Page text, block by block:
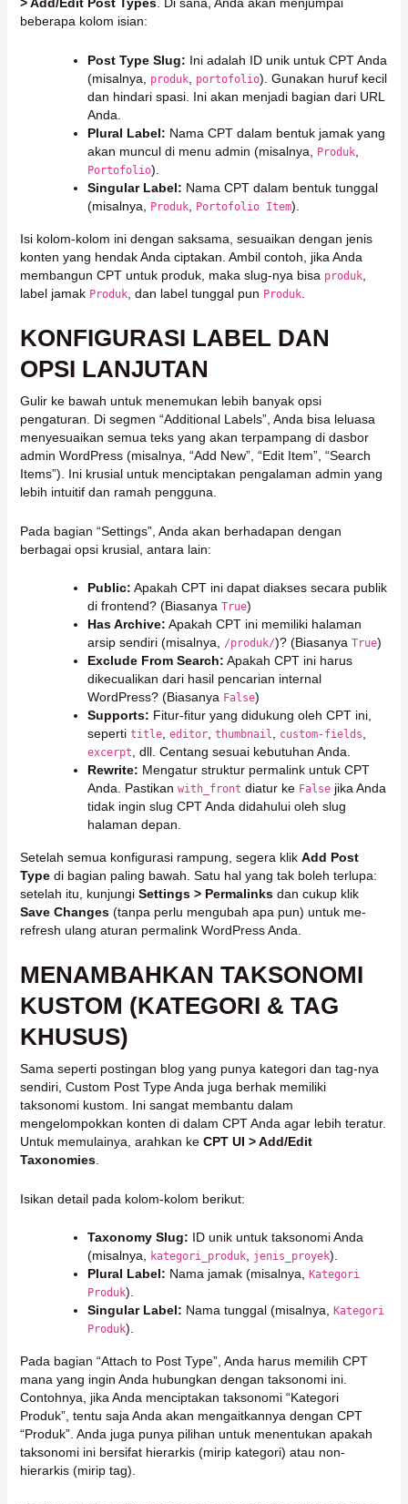
> Add/Edit Post Types. Di sana, Anda akan menjumpai
beberapa kolom isian:
Post Type Slug: Ini adalah ID unik untuk CPT Anda
(misalnya,
produk, portofolio). Gunakan huruf kecil
dan hindari spasi. Ini akan menjadi bagian dari URL
Anda.
Plural Label: Nama CPT dalam bentuk jamak yang
akan muncul di menu admin (misalnya,
Produk,
Portofolio).
Singular Label: Nama CPT dalam bentuk tunggal
(misalnya,
Produk, Portofolio Item).
Isi kolom-kolom ini dengan saksama, sesuaikan dengan jenis
konten yang hendak Anda ciptakan. Ambil contoh, jika Anda
membangun CPT untuk produk, maka slug-nya bisa produk,
label jamak Produk, dan label tunggal pun Produk.
KONFIGURASI LABEL DAN
OPSI LANJUTAN
Gulir ke bawah untuk menemukan lebih banyak opsi
pengaturan. Di segmen “Additional Labels”, Anda bisa leluasa
menyesuaikan semua teks yang akan terpampang di dasbor
admin WordPress (misalnya, “Add New”, “Edit Item”, “Search
Items”). Ini krusial untuk menciptakan pengalaman admin yang
lebih intuitif dan ramah pengguna.
Pada bagian “Settings”, Anda akan berhadapan dengan
berbagai opsi krusial, antara lain:
Public: Apakah CPT ini dapat diakses secara publik
di frontend? (Biasanya True)
Has Archive: Apakah CPT ini memiliki halaman
arsip sendiri (misalnya,
/produk/)? (Biasanya True)
Exclude From Search: Apakah CPT ini harus
dikecualikan dari hasil pencarian internal
WordPress? (Biasanya False)
Supports: Fitur-fitur yang didukung oleh CPT ini,
seperti title, editor, thumbnail custom-fields
excerpt
, dll. Centang sesuai kebutuhan Anda.
Rewrite: Mengatur struktur permalink untuk CPT
Anda. Pastikan with_front diatur ke Falsejika Anda
tidak ingin slug CPT Anda didahului oleh slug
halaman depan.
Setelah semua konfigurasi rampung, segera klik Add Post
Typedi bagian paling bawah. Satu hal yang tak boleh terlupa:
setelah itu, kunjungi Settings > Permalinksdan cukup klik
Save Changes(tanpa perlu mengubah apa pun) untuk me-
refresh ulang aturan permalink WordPress Anda.
MENAMBAHKAN TAKSONOMI
KUSTOM (KATEGORI & TAG
KHUSUS)
Sama seperti postingan blog yang punya kategori dan tag-nya
sendiri, Custom Post Type Anda juga berhak memiliki
taksonomi kustom. Ini sangat membantu dalam
mengelompokkan konten di dalam CPT Anda agar lebih teratur.
Untuk memulainya, arahkan ke CPT UI > Add/Edit
Taxonomies.
Isikan detail pada kolom-kolom berikut:
Taxonomy Slug: ID unik untuk taksonomi Anda
(misalnya,
kategori_produk, jenis_proyek).
Plural Label: Nama jamak (misalnya,
Kategori
Produk).
Singular Label: Nama tunggal (misalnya,
Kategori
Produk).
Pada bagian “Attach to Post Type”, Anda harus memilih CPT
mana yang ingin Anda hubungkan dengan taksonomi ini.
Contohnya, jika Anda menciptakan taksonomi “Kategori
Produk”, tentu saja Anda akan mengaitkannya dengan CPT
“Produk”. Anda juga punya pilihan untuk menentukan apakah
taksonomi ini bersifat hierarkis (mirip kategori) atau non-
hierarkis (mirip tag).